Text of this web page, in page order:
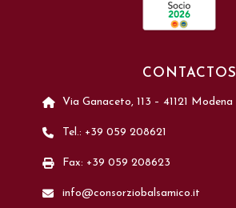
CONTACTOS
Via Ganaceto, 113 – 41121 Modena
Tel.: +39 059 208621
Fax: +39 059 208623
info@consorziobalsamico.it